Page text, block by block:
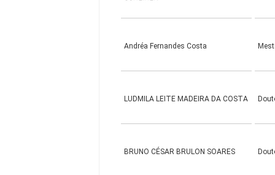
Andréa Fernandes Costa
LUDMILA LEITE MADEIRA DA COSTA
BRUNO CÉSAR BRULON SOARES